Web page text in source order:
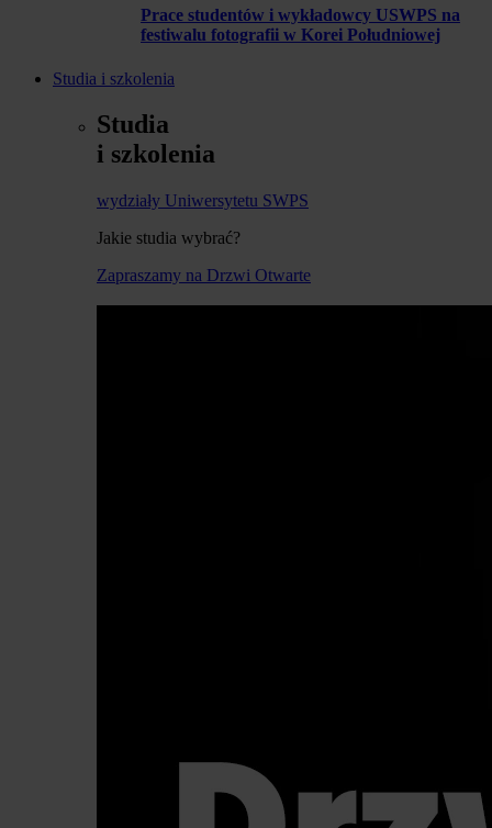
Prace studentów i wykładowcy USWPS na
festiwalu fotografii w Korei Południowej
Studia i szkolenia
Studia
i szkolenia
wydziały Uniwersytetu SWPS
Jakie studia wybrać?
Zapraszamy na Drzwi Otwarte